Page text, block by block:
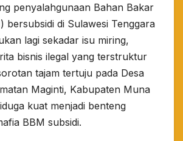
penyalahgunaan Bahan Bakar
bersubsidi di Sulawesi Tenggara
lagi sekadar isu miring,
bisnis ilegal yang terstruktur
tajam tertuju pada Desa
Maginti, Kabupaten Muna
kuat menjadi benteng
BBM subsidi.